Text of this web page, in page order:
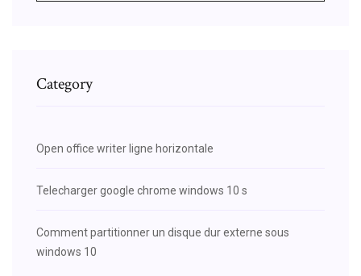
Category
Open office writer ligne horizontale
Telecharger google chrome windows 10 s
Comment partitionner un disque dur externe sous
windows 10